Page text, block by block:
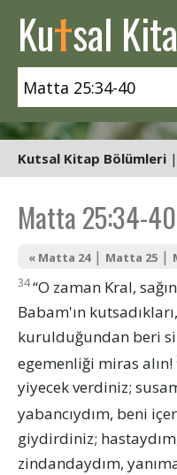
Kutsal
Kutsal Kitap Bölümleri |
Matta 25:34-40
« Matta 24| Matta 25 |
34“O zaman Kral,
Babam'ın
kurulduğundan beri
egemenliği miras alın!
yiyecek verdiniz;
yabancıydım, beni
giydirdiniz;
zindandaydım,